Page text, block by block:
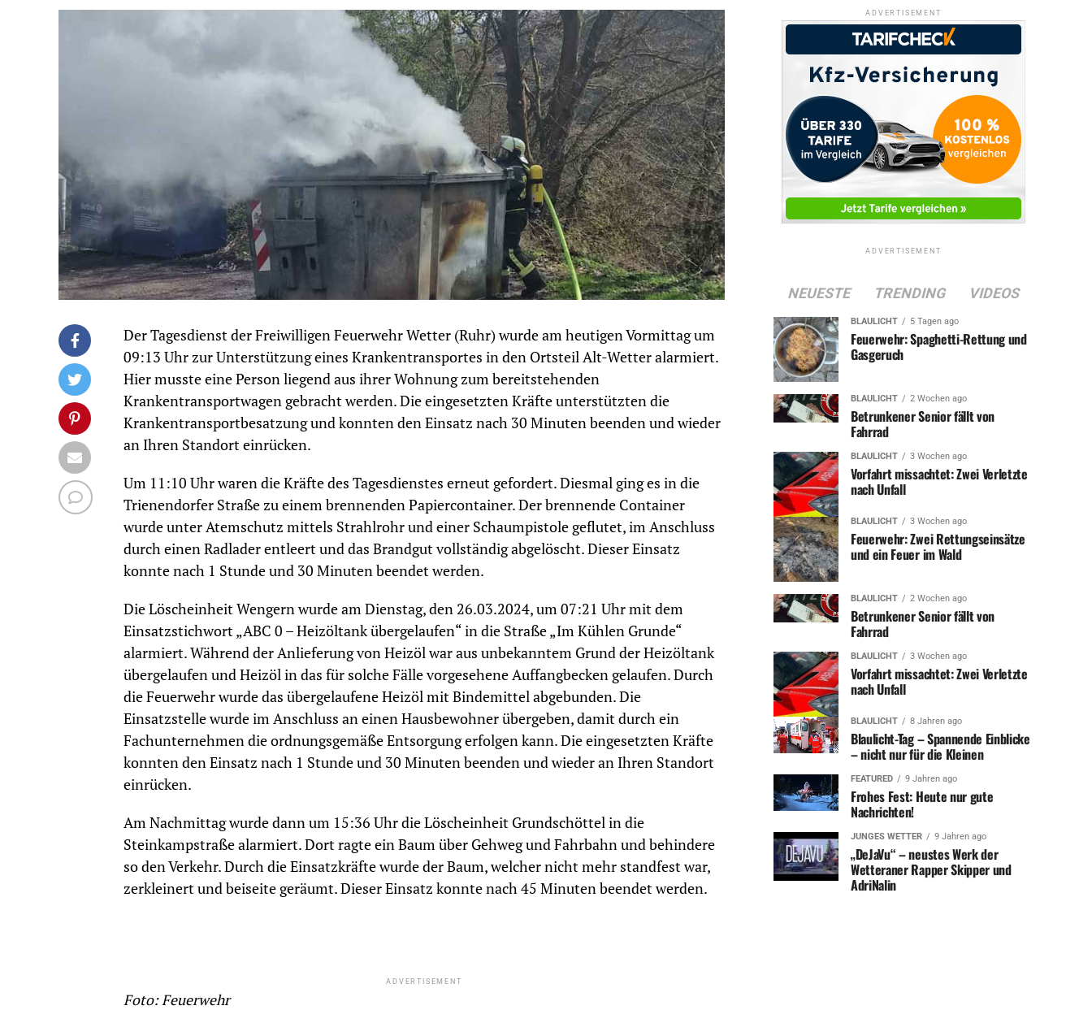
Der Tagesdienst der Freiwilligen Feuerwehr Wetter (Ruhr) wurde am heutigen Vormittag um
09:13 Uhr zur Unterstützung eines Krankentransportes in den Ortsteil Alt-Wetter alarmiert.
Hier musste eine Person liegend aus ihrer Wohnung zum bereitstehenden
Krankentransportwagen gebracht werden. Die eingesetzten Kräfte unterstützten die
Krankentransportbesatzung und konnten den Einsatz nach 30 Minuten beenden und wieder
an Ihren Standort einrücken.
Um 11:10 Uhr waren die Kräfte des Tagesdienstes erneut gefordert. Diesmal ging es in die
Trienendorfer Straße zu einem brennenden Papiercontainer. Der brennende Container
wurde unter Atemschutz mittels Strahlrohr und einer Schaumpistole geflutet, im Anschluss
durch einen Radlader entleert und das Brandgut vollständig abgelöscht. Dieser Einsatz
konnte nach 1 Stunde und 30 Minuten beendet werden.
Die Löscheinheit Wengern wurde am Dienstag, den 26.03.2024, um 07:21 Uhr mit dem
Einsatzstichwort „ABC 0 – Heizöltank übergelaufen“ in die Straße „Im Kühlen Grunde“
alarmiert. Während der Anlieferung von Heizöl war aus unbekanntem Grund der Heizöltank
übergelaufen und Heizöl in das für solche Fälle vorgesehene Auffangbecken gelaufen. Durch
die Feuerwehr wurde das übergelaufene Heizöl mit Bindemittel abgebunden. Die
Einsatzstelle wurde im Anschluss an einen Hausbewohner übergeben, damit durch ein
Fachunternehmen die ordnungsgemäße Entsorgung erfolgen kann. Die eingesetzten Kräfte
konnten den Einsatz nach 1 Stunde und 30 Minuten beenden und wieder an Ihren Standort
einrücken.
Am Nachmittag wurde dann um 15:36 Uhr die Löscheinheit Grundschöttel in die
Steinkampstraße alarmiert. Dort ragte ein Baum über Gehweg und Fahrbahn und behindere
so den Verkehr. Durch die Einsatzkräfte wurde der Baum, welcher nicht mehr standfest war,
zerkleinert und beiseite geräumt. Dieser Einsatz konnte nach 45 Minuten beendet werden.
ADVERTISEMENT
Foto: Feuerwehr
ADVERTISEMENT
ADVERTISEMENT
NEUESTE TRENDING VIDEOS
BLAULICHT 5 Tagen ago
Feuerwehr: Spaghetti-Rettung und
Gasgeruch
BLAULICHT 2 Wochen ago
Betrunkener Senior fällt von
Fahrrad
BLAULICHT 3 Wochen ago
Vorfahrt missachtet: Zwei Verletzte
nach Unfall
BLAULICHT 3 Wochen ago
Feuerwehr: Zwei Rettungseinsätze
und ein Feuer im Wald
BLAULICHT 2 Wochen ago
Betrunkener Senior fällt von
Fahrrad
BLAULICHT 3 Wochen ago
Vorfahrt missachtet: Zwei Verletzte
nach Unfall
BLAULICHT 8 Jahren ago
Blaulicht-Tag – Spannende Einblicke
– nicht nur für die Kleinen
FEATURED 9 Jahren ago
Frohes Fest: Heute nur gute
Nachrichten!
JUNGES WETTER 9 Jahren ago
„DeJaVu“ – neustes Werk der
Wetteraner Rapper Skipper und
AdriNalin